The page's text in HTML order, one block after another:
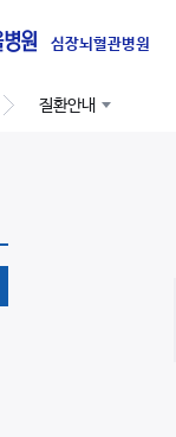
심장뇌혈관병원
질환안내